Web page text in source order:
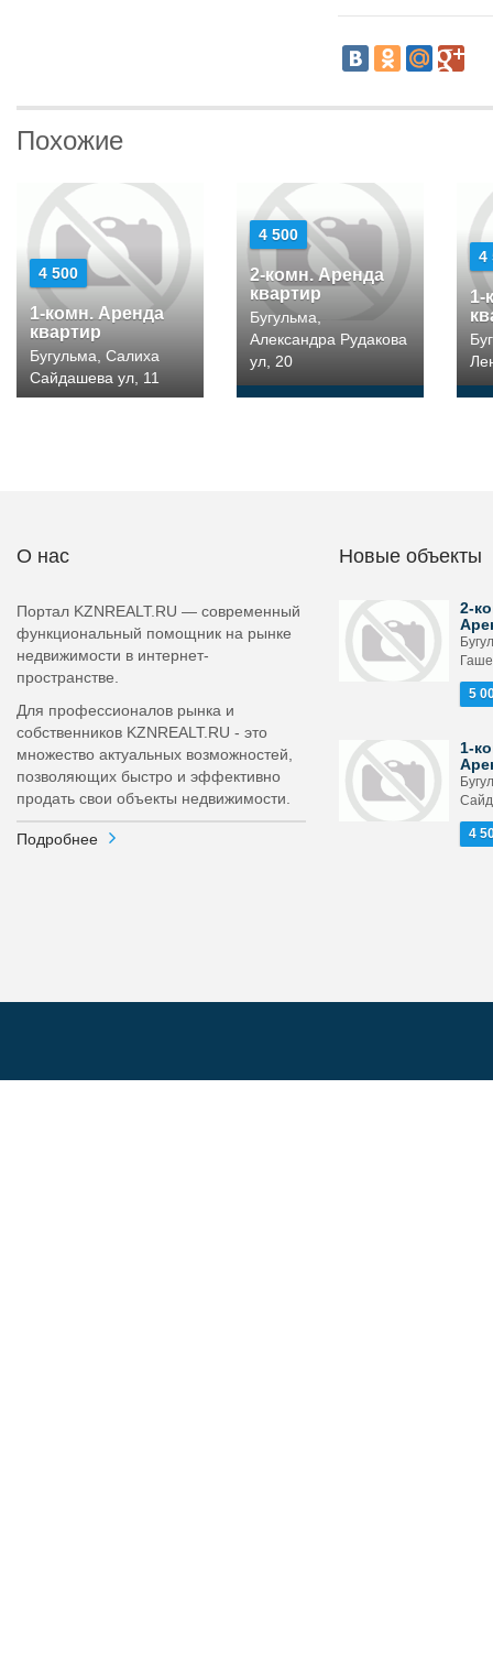
Похожие
4 500
1-комн. Аренда
квартир
Бугульма, Салиха
Сайдашева ул, 11
4 500
2-комн. Аренда
квартир
Бугульма,
Александра Рудакова
ул, 20
4
1-
О нас
Портал KZNREALT.RU — современный
функциональный помощник на рынке
недвижимости в интернет-
пространстве.
Для профессионалов рынка и
собственников KZNREALT.RU - это
множество актуальных возможностей,
позволяющих быстро и эффективно
продать свои объекты недвижимости.
Подробнее
Новые объекты
2-
5
1-
4